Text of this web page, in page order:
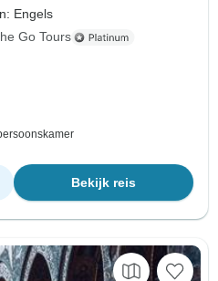
Engels
Go Tours
Bekijk reis